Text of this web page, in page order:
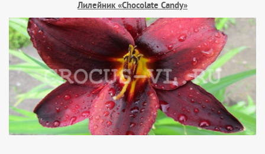
Лилейник «Chocolate Candy»